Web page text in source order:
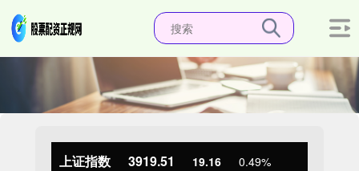
上证指数 3919.51 19.16 0.49%